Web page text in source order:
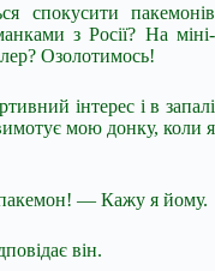
спокусити пакемонів
з Росії? На міні-
Озолотимось!
інтерес і в запалі
мою донку, коли я
— Кажу я йому.
він.